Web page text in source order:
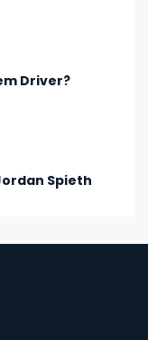
Driver?
Spieth